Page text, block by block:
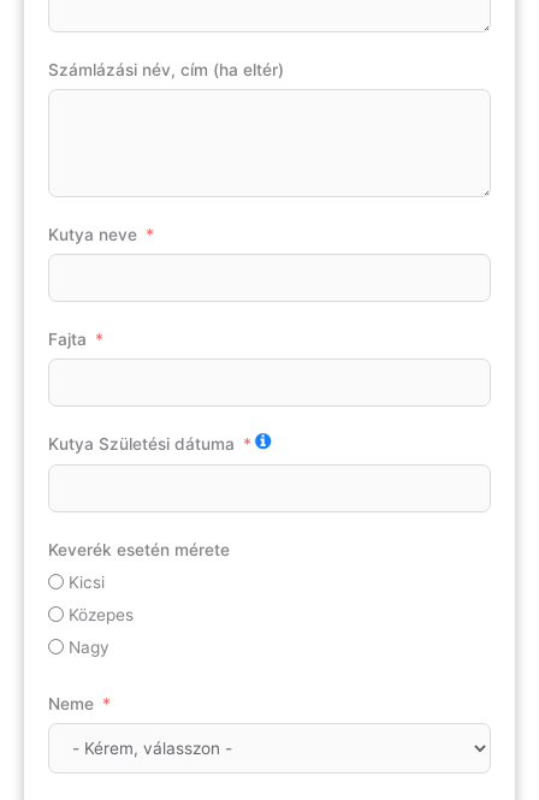
Számlázási név, cím (ha eltér)
Kutya neve
Fajta
Kutya Születési dátuma
Keverék esetén mérete
Kicsi
Közepes
Nagy
Neme